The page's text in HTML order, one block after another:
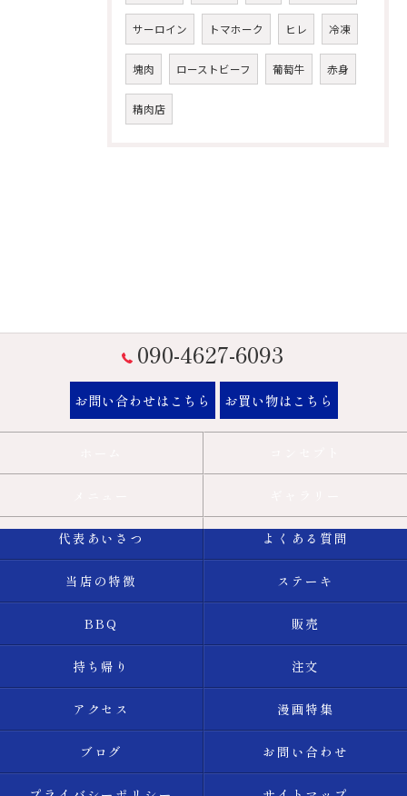
サーロイン トマホーク ヒレ 冷凍
塊肉 ローストビーフ 葡萄牛 赤身
精肉店
090-4627-6093
お問い合わせはこちら お買い物はこちら
代表あいさつ よくある質問
当店の特徴 ステーキ
BBQ 販売
持ち帰り 注文
アクセス 漫画特集
ブログ お問い合わせ